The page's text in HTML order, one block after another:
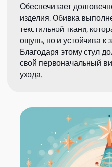
Обеспечивает
изделия. Обивка
текстильной ткани,
ощупь, но и устойчива к
Благодаря этому стул
свой первоначальный
ухода.